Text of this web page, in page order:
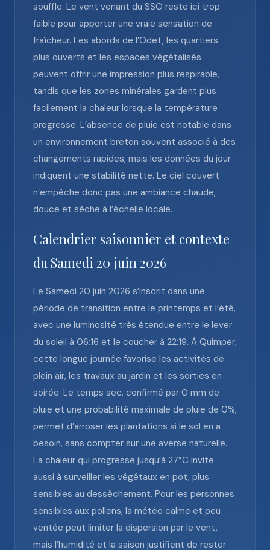
souffle. Le vent venant du SSO reste ici trop
faible pour apporter une vraie sensation de
fraîcheur. Les abords de l’Odet, les quartiers
plus ouverts et les espaces végétalisés
peuvent offrir une impression plus respirable,
tandis que les zones minérales gardent plus
facilement la chaleur lorsque la température
progresse. L’absence de pluie est notable dans
un environnement breton souvent associé à des
changements rapides, mais les données du jour
indiquent une stabilité nette. Le ciel couvert
n’empêche donc pas une ambiance chaude,
douce et sèche à l’échelle locale.
Calendrier saisonnier et contexte
du Samedi 20 juin 2026
Le Samedi 20 juin 2026 s’inscrit dans une
période de transition entre le printemps et l’été,
avec une luminosité très étendue entre le lever
du soleil à 06:16 et le coucher à 22:19. À Quimper,
cette longue journée favorise les activités de
plein air, les travaux au jardin et les sorties en
soirée. Le temps sec, confirmé par 0 mm de
pluie et une probabilité maximale de pluie de 0%,
permet d’arroser les plantations si le sol en a
besoin, sans compter sur une averse naturelle.
La chaleur qui progresse jusqu’à 27°C invite
aussi à surveiller les végétaux en pot, plus
sensibles au dessèchement. Pour les personnes
sensibles aux pollens, la météo calme et peu
ventée peut limiter la dispersion par le vent,
mais l’humidité et la saison justifient de rester